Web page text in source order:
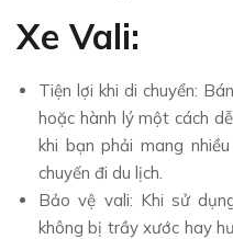
Xe Vali:
Tiện lợi khi di chuyển:
hoặc hành lý một cách
khi bạn phải mang
chuyến đi du lịch.
Bảo vệ vali: Khi sử
không bị trầy xước hay